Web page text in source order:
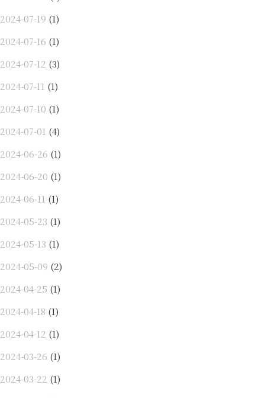
2024-07-19 (1)
2024-07-16 (1)
2024-07-12 (3)
2024-07-11 (1)
2024-07-10 (1)
2024-07-01 (4)
2024-06-26 (1)
2024-06-20 (1)
2024-06-11 (1)
2024-05-23 (1)
2024-05-13 (1)
2024-05-09 (2)
2024-04-25 (1)
2024-04-18 (1)
2024-04-12 (1)
2024-03-26 (1)
2024-03-22 (1)